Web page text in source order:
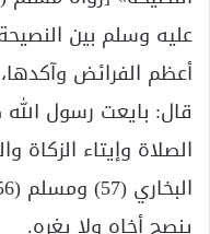
عليه وسلم بين
أعظم الفرائض
قال: بايعت رسول
الصلاة وإيتاء